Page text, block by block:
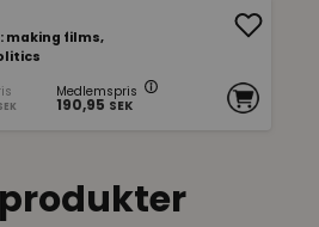
making films,
Medlemspris
190,95 SEK